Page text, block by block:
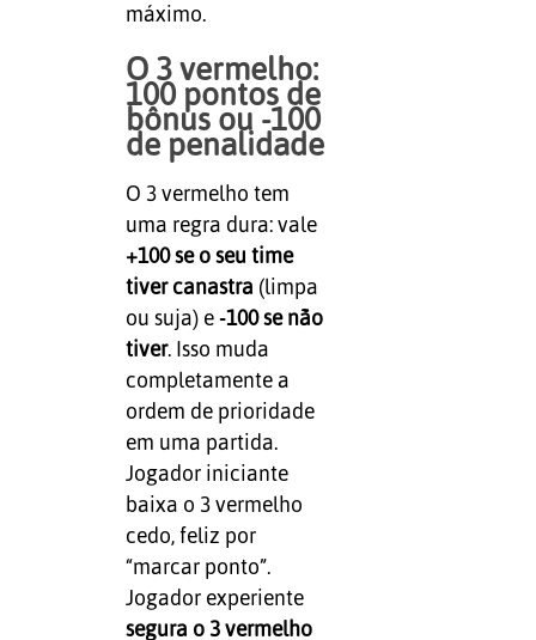
máximo.
O 3 vermelho:
100 pontos de
bônus ou -100
de penalidade
O 3 vermelho tem
uma regra dura: vale
+100 se o seu time
tiver canastra (limpa
ou suja) e -100 se não
tiver. Isso muda
completamente a
ordem de prioridade
em uma partida.
Jogador iniciante
baixa o 3 vermelho
cedo, feliz por
“marcar ponto”.
Jogador experiente
segura o 3 vermelho